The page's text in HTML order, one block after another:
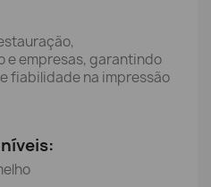
e empresas, garantindo
fiabilidade na impressão